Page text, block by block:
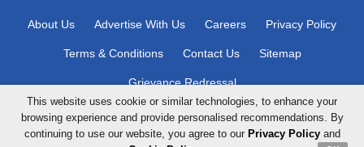
About Us Advertise With Us Careers Privacy Policy
Terms & Conditions Contact Us Sitemap
Grievance Redressal
Copyright © 2026 Mid-Day Infomedia Ltd. All Rights Reserved.
This website uses cookie or similar technologies, to enhance your
browsing experience and provide personalised recommendations. By
continuing to use our website, you agree to our Privacy Policyand